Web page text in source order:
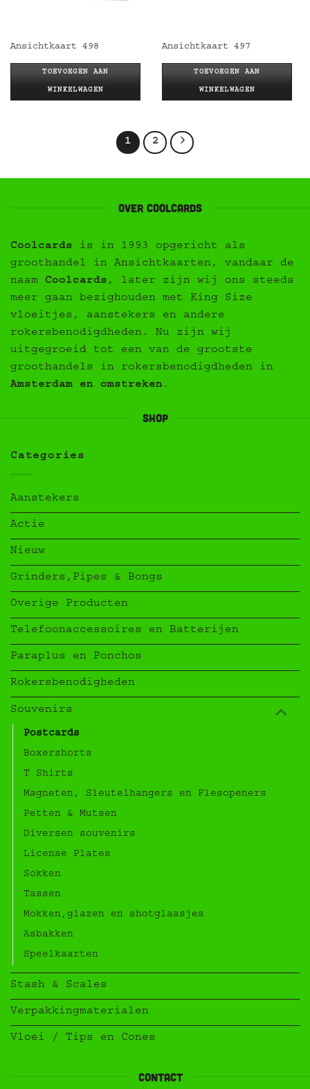
Ansichtkaart 498
TOEVOEGEN AAN
WINKELWAGEN
Ansichtkaart 497
TOEVOEGEN AAN
WINKELWAGEN
1 2
Over Coolcards
Coolcards is in 1993 opgericht als
groothandel in Ansichtkaarten, vandaar de
naam Coolcards , later zijn wij ons steeds
meer gaan bezighouden met King Size
vloeitjes, aanstekers en andere
rokersbenodigdheden. Nu zijn wij
uitgegroeid tot een van de grootste
groothandels in rokersbenodigdheden in
Amsterdam en omstreken .
Shop
Categories
Aanstekers
Actie
Nieuw
Grinders,Pipes & Bongs
Overige Producten
Telefoonaccessoires en Batterijen
Paraplus en Ponchos
Rokersbenodigheden
Souvenirs
Postcards
Boxershorts
T Shirts
Magneten, Sleutelhangers en Flesopeners
Petten & Mutsen
Diversen souvenirs
License Plates
Sokken
Tassen
Mokken,glazen en shotglaasjes
Asbakken
Speelkaarten
Stash & Scales
Verpakkingmaterialen
Vloei / Tips en Cones
contact